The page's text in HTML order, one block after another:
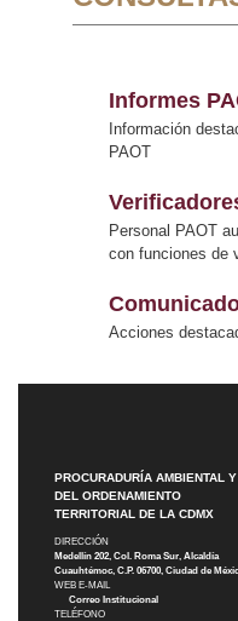
Informes
Información
PAOT
Personal PAOT
con funciones de
Acciones
PROCURADURÍA AMBIENTAL Y
DEL ORDENAMIENTO
TERRITORIAL DE LA CDMX
DIRECCIÓN
Medellín 202, Col. Roma Sur, Alcaldía
Cuauhtémoc, C.P. 06700, Ciudad de
WEB E-MAIL
Correo Institucional
TELÉFONO